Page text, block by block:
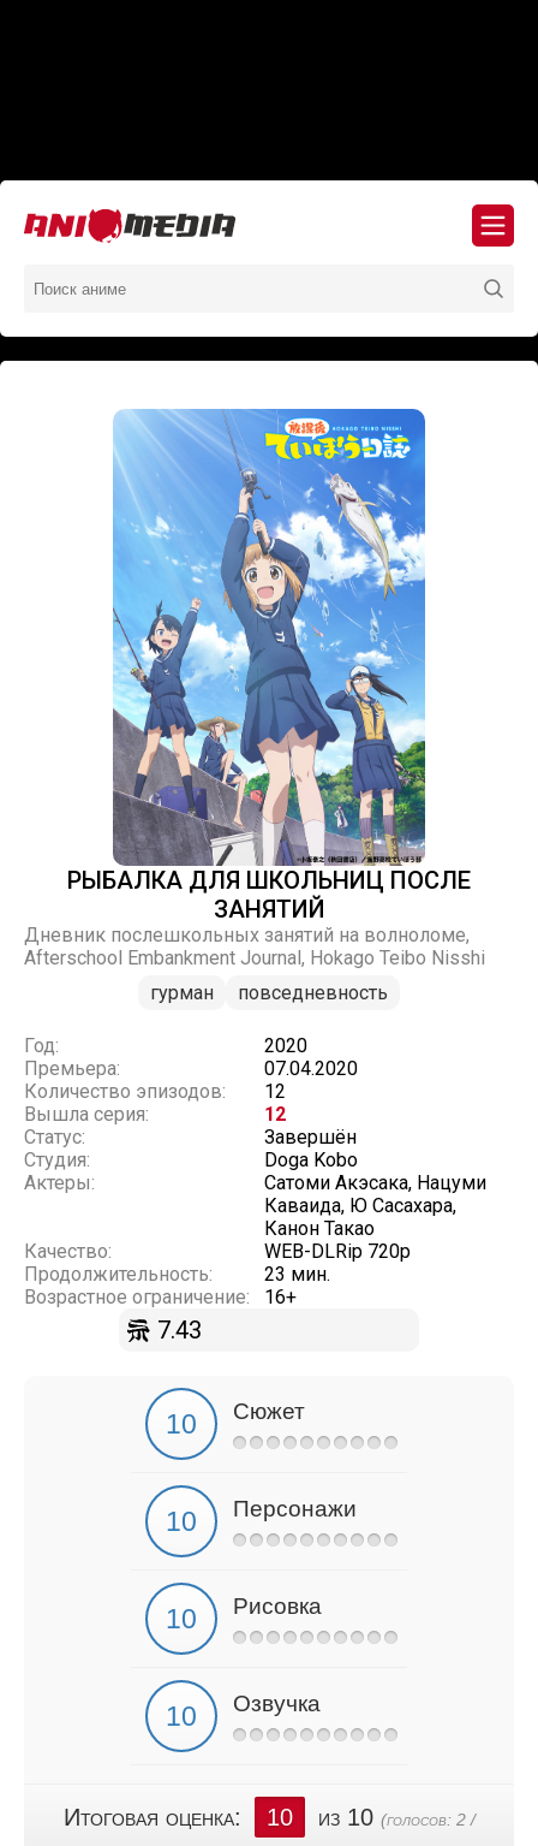
РЫБАЛКА ДЛЯ ШКОЛЬНИЦ ПОСЛЕ
ЗАНЯТИЙ
Дневник послешкольных занятий на волноломе,
Afterschool Embankment Journal, Hokago Teibo Nisshi
гурман
повседневность
Год:
2020
Премьера:
07.04.2020
Количество эпизодов:
12
Вышла серия:
12
Статус:
Завершён
Студия:
Doga Kobo
Актеры:
Сатоми Акэсака, Нацуми
Каваида, Ю Сасахара,
Канон Такао
Качество:
WEB-DLRip 720p
Продолжительность:
23 мин.
Возрастное ограничение:
16+
7.43
Сюжет
Персонажи
Рисовка
Озвучка
Итоговая оценка: 10 из 10 (голосов: 2/